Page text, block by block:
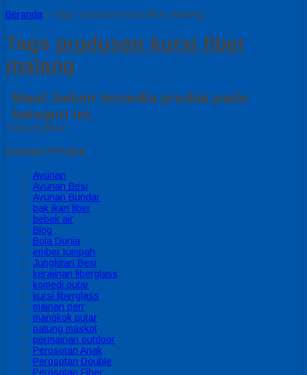
Beranda » Tags "produsen kursi fiber malang"
Tags produsen kursi fiber
malang
Maaf, belum tersedia produk pada
kategori ini.
Tutup Sidebar
Kategori Produk
Ayunan
Ayunan Besi
Ayunan Bundar
bak ikan fiber
bebek air
Blog
Bola Dunia
ember tumpah
Jungkitan Besi
kerajinan fiberglass
komedi putar
kursi fiberglass
mainan perr
mangkok putar
patung maskot
permainan outdoor
Perosotan Anak
Perosotan Double
Perosotan Fiber